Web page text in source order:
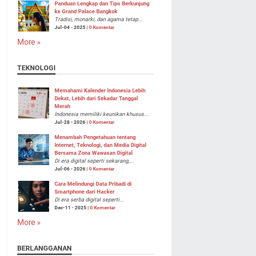
Panduan Lengkap dan Tips Berkunjung
ke Grand Palace Bangkok
Tradisi, monarki, dan agama tetap...
Jul-04 - 2025 | 0 Komentar
More »
TEKNOLOGI
Memahami Kalender Indonesia Lebih
Dekat, Lebih dari Sekadar Tanggal
Merah
Indonesia memiliki keunikan khusus...
Jul-28 - 2026 | 0 Komentar
Menambah Pengetahuan tentang
Internet, Teknologi, dan Media Digital
Bersama Zona Wawasan Digital
Di era digital seperti sekarang,...
Jul-06 - 2026 | 0 Komentar
Cara Melindungi Data Pribadi di
Smartphone dari Hacker
Di era serba digital seperti...
Dec-11 - 2025 | 0 Komentar
More »
BERLANGGANAN